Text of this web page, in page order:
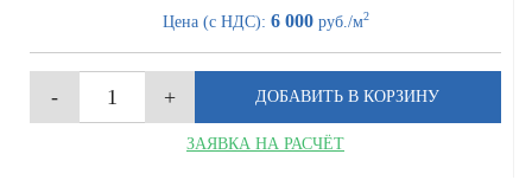
Цена (с НДС): 6 000руб./м2
ЗАЯВКА НА РАСЧЁТ